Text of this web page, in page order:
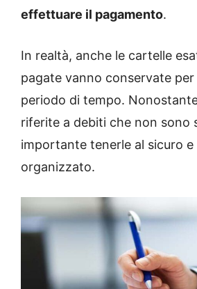
effettuare il pagamento.
In realtà, anche le cartelle
pagate vanno conservate
periodo di tempo.
riferite a debiti che non sono
importante tenerle al sicuro e
organizzato.